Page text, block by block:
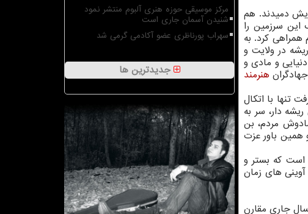
دمیدند. هم
سرزمین را
همراهی كرد. به
در ولایت و
و مادی و
هنرمند
تنها با اتكال
دار، سر به
مردم، بن
همین باور عزت
است كه بستر و
های زمان
جاری مقارن
مرکز موسیقی حوزه هنری آلبوم منتشر نمود
شنیدن آسمان جاری است
سهراب پورناظری عضو آکادمی گرمی شد
جدیدترین ها